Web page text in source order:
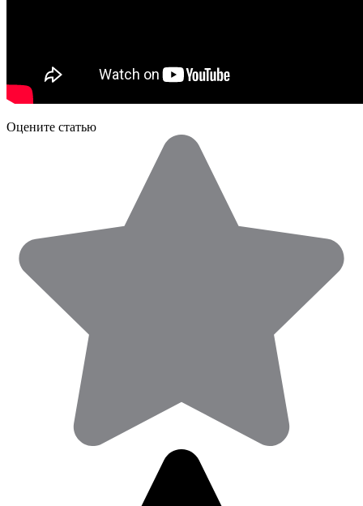
Оцените статью